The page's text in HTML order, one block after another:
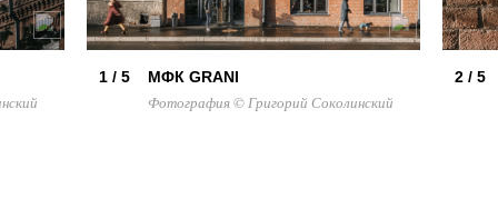
1 / 5 МФК GRANI
Фотография © Григорий Соколинский
2 / 5